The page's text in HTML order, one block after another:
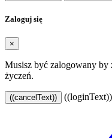
Zaloguj się
×
Musisz być zalogowany by
życzeń.
((cancelText)) ((loginText))